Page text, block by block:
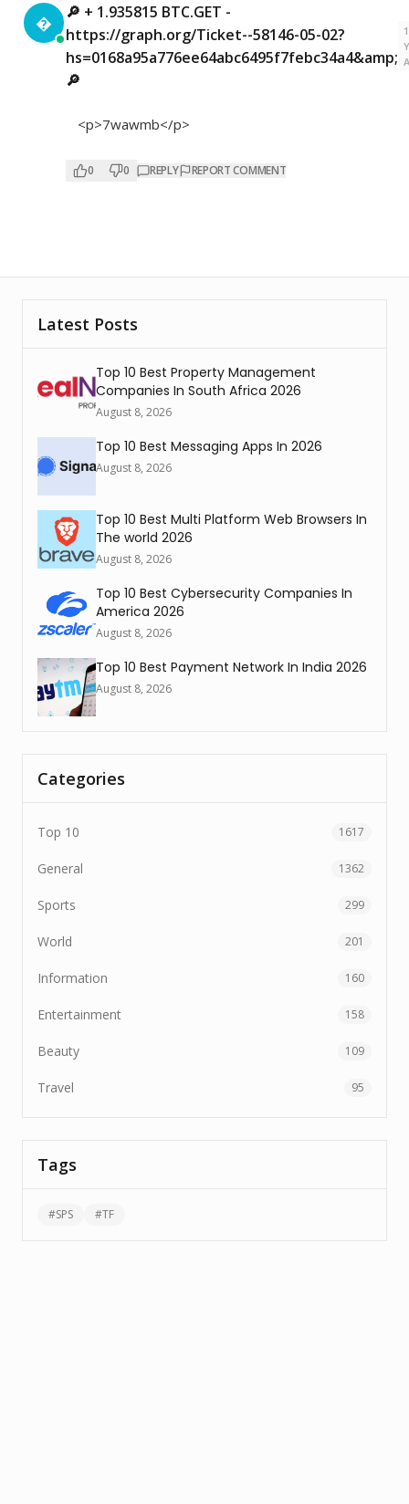

🔎 + 1.935815 BTC.GET -
https://graph.org/Ticket--58146-05-02?
hs=0168a95a776ee64abc6495f7febc34a4&amp;
🔎
1
<p>7wawmb</p>
0 0 REPLY REPORT COMMENT
Latest Posts
Top 10 Best Property Management
Companies In South Africa 2026
August 8, 2026
Top 10 Best Messaging Apps In 2026
August 8, 2026
Top 10 Best Multi Platform Web Browsers In
The world 2026
August 8, 2026
Top 10 Best Cybersecurity Companies In
America 2026
August 8, 2026
Top 10 Best Payment Network In India 2026
August 8, 2026
Categories
Top 10 1617
General 1362
Sports 299
World 201
Information 160
Entertainment 158
Beauty 109
Travel 95
Tags
#SPS #TF